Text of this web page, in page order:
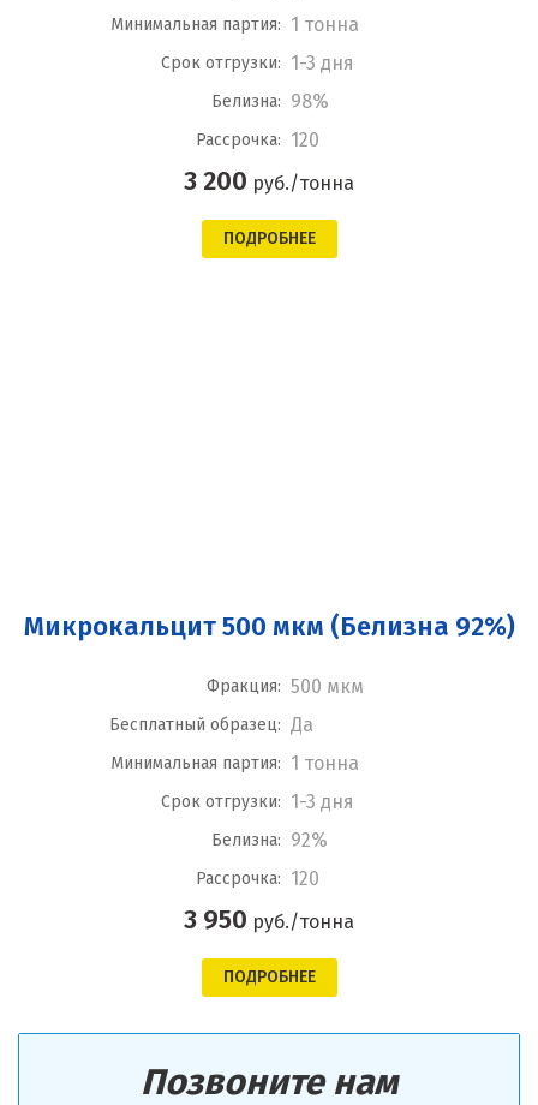
Минимальная партия: 1 тонна
Срок отгрузки: 1-3 дня
Белизна: 98%
Рассрочка: 120
3 200 руб./тонна
ПОДРОБНЕЕ
Микрокальцит 500 мкм (Белизна 92%)
Фракция: 500 мкм
Бесплатный образец: Да
Минимальная партия: 1 тонна
Срок отгрузки: 1-3 дня
Белизна: 92%
Рассрочка: 120
3 950 руб./тонна
ПОДРОБНЕЕ
Позвоните нам